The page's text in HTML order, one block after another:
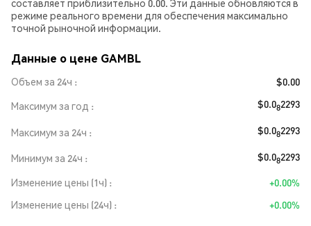
составляет приблизительно 0.00. Эти данные обновляются в
режиме реального времени для обеспечения максимально
точной рыночной информации.
Данные о цене GAMBL
Объем за 24ч
$0.00
Максимум за год
$0.082293
Максимум за 24ч $0.082293
Минимум за 24ч $0.082293
Изменение цены (1ч)
+0.00%
Изменение цены (24ч)
+0.00%